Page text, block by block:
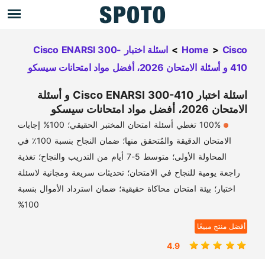
Home > Cisco
>
اسئلة اختبار Cisco ENARSl 300-
410 و أسئلة الامتحان 2026، أفضل مواد امتحانات سيسكو
اسئلة اختبار Cisco ENARSl 300-410 و أسئلة
الامتحان 2026، أفضل مواد امتحانات سيسكو
100% تغطي أسئلة امتحان المختبر الحقيقي؛ 100% إجابات
الامتحان الدقيقة والمُتحقق منها؛ ضمان النجاح بنسبة 100٪ في
المحاولة الأولى؛ متوسط 5-7 أيام من التدريب والنجاح؛ تغذية
راجعة يومية للنجاح في الامتحان؛ تحديثات سريعة ومجانية لاسئلة
اختبار؛ بيئة امتحان محاكاة حقيقية؛ ضمان استرداد الأموال بنسبة
100%
أفضل منتج مبيعًا
4.9